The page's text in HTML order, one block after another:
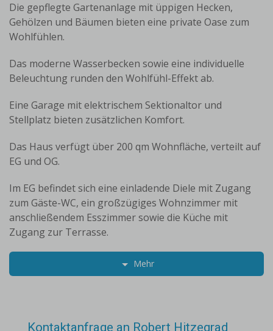
Die gepflegte Gartenanlage mit üppigen Hecken,
Gehölzen und Bäumen bieten eine private Oase zum
Wohlfühlen.
Das moderne Wasserbecken sowie eine individuelle
Beleuchtung runden den Wohlfühl-Effekt ab.
Eine Garage mit elektrischem Sektionaltor und
Stellplatz bieten zusätzlichen Komfort.
Das Haus verfügt über 200 qm Wohnfläche, verteilt auf
EG und OG.
Im EG befindet sich eine einladende Diele mit Zugang
zum Gäste-WC, ein großzügiges Wohnzimmer mit
anschließendem Esszimmer sowie die Küche mit
Zugang zur Terrasse.
Mehr
Ein Fernsehzimmer, mit Leinwand und Beamer ( in die
Kontaktanfrage an Robert Hitzegrad